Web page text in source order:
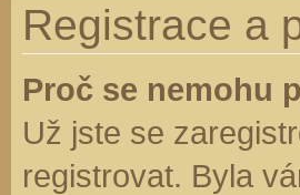
Registrace a
Proč se nemohu
Už jste se
registrovat. Byla